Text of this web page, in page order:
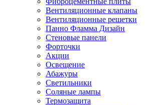
Вентиляционные клапаны
Вентиляционные решетки
Панно Фламма Дизайн
Стеновые панели
Форточки
Акции
Освещение
Абажуры
Светильники
Соляные лампы
Термозащита